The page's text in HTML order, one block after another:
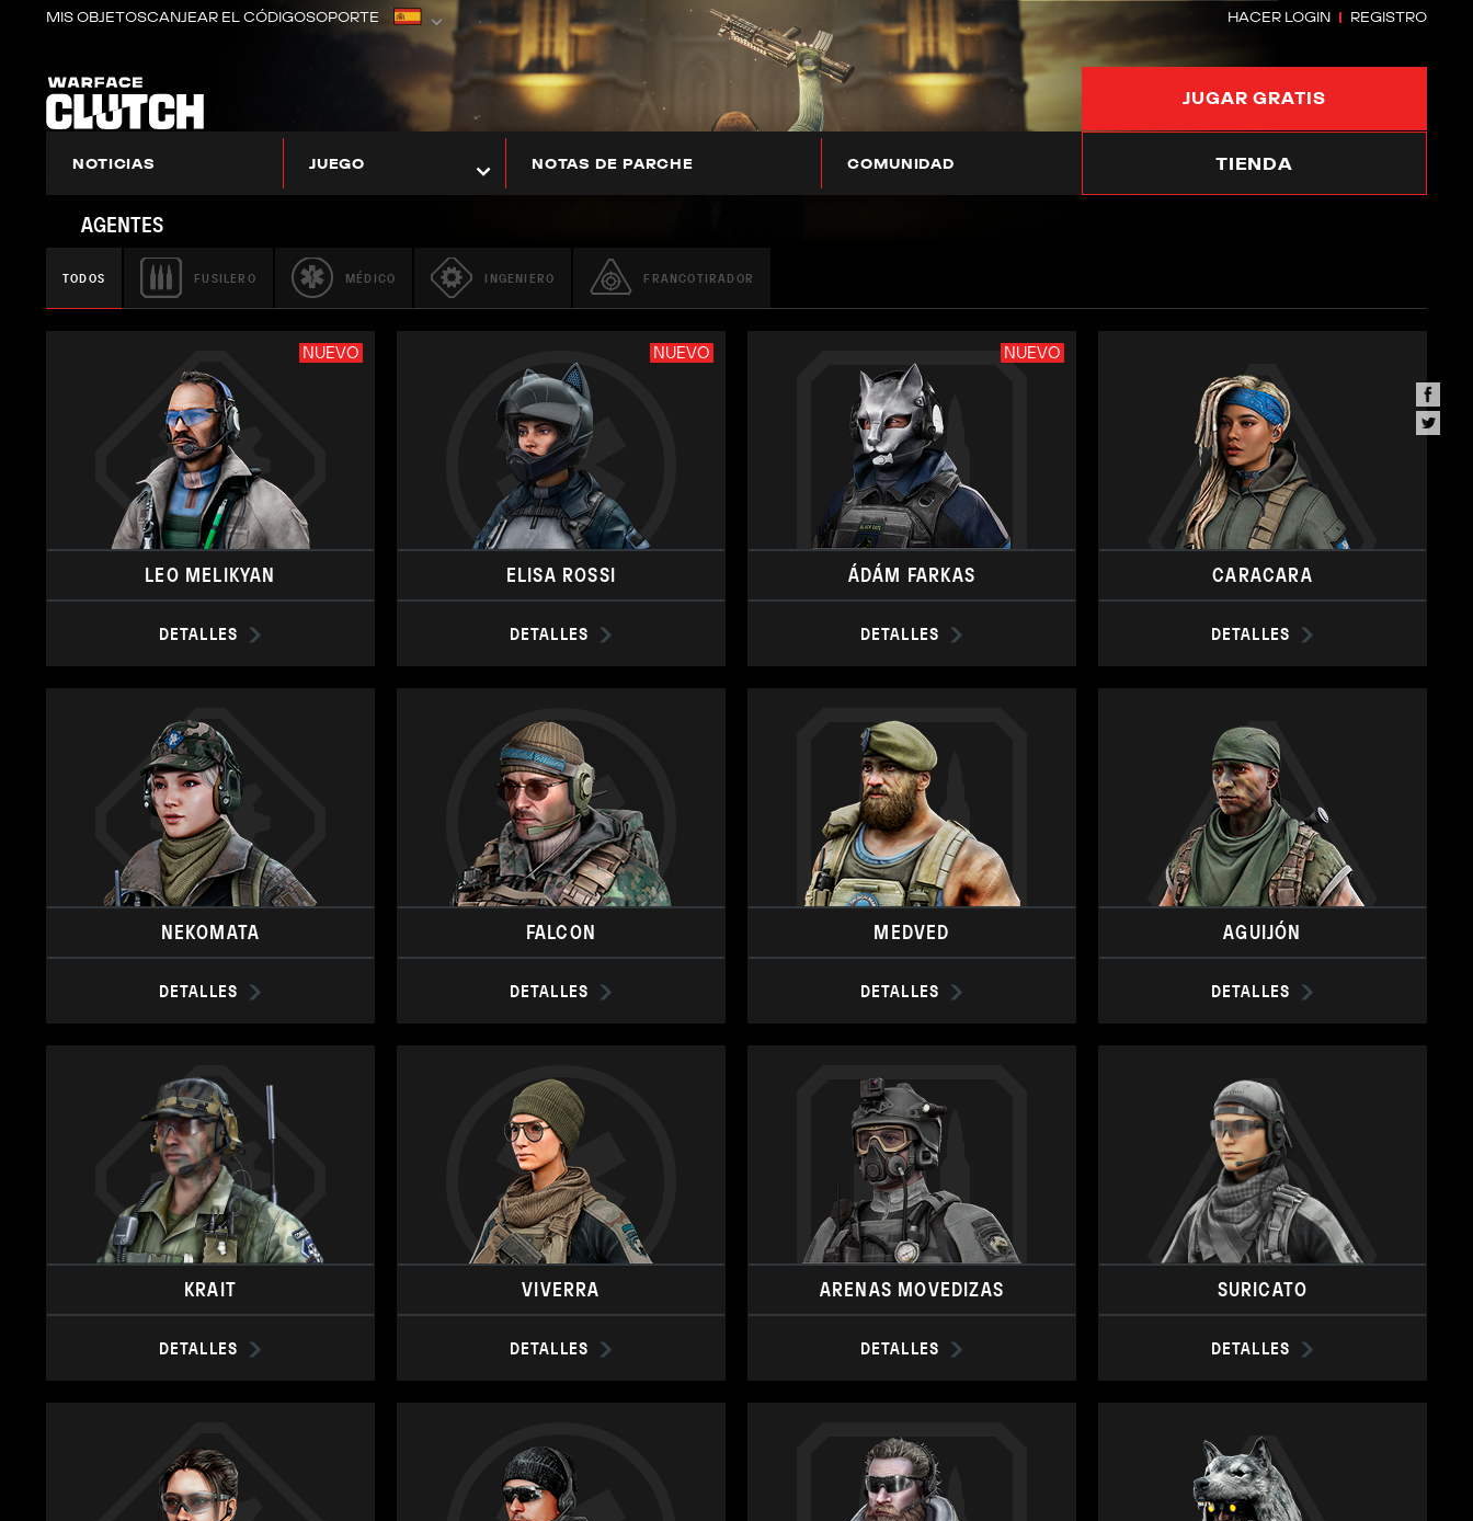
MIS OBJETOSCANJEAR EL CÓDIGOSOPORTE HACER LOGIN REGISTRO
JUGAR GRATIS
NOTICIAS JUEGO NOTAS DE PARCHE COMUNIDAD TIENDA
AGENTES
TODOS FUSILERO MÉDICO INGENIERO FRANCOTIRADOR
NUEVO
LEO MELIKYAN
DETALLES
NUEVO
ELISA ROSSI
DETALLES
NUEVO
ÁDÁM FARKAS
DETALLES
CARACARA
DETALLES
NEKOMATA
DETALLES
FALCON
DETALLES
MEDVED
DETALLES
AGUIJÓN
DETALLES
KRAIT
DETALLES
VIVERRA
DETALLES
ARENAS MOVEDIZAS
DETALLES
SURICATO
DETALLES